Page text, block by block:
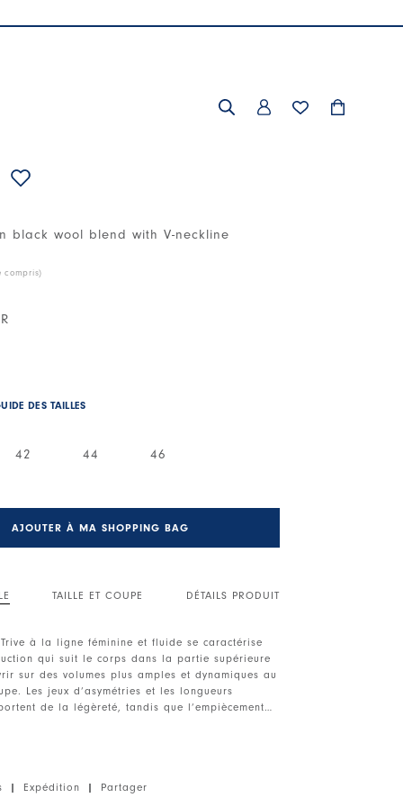
black wool blend with V-neckline
compris)
DES TAILLES
42 44 46
AJOUTER À MA SHOPPING BAG
TAILLE ET COUPE DÉTAILS PRODUIT
à la ligne féminine et fluide se caractérise
qui suit le corps dans la partie supérieure
sur des volumes plus amples et dynamiques au
Les jeux d’asymétries et les longueurs
de la légèreté, tandis que l’empiècement
laine et Tencel, doux et stretch, accompagne
moderne et décontractée.
| Expédition | Partager